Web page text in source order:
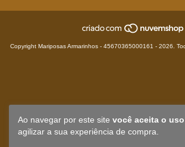
Ao navegar por este site você aceita o
agilizar a sua experiência de compra.
Copyright Mariposas Armarinhos - 45670365000161 - 2026.